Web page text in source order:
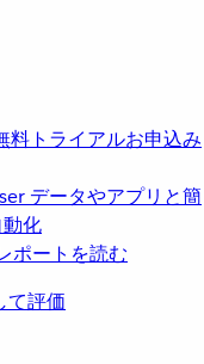
トライアルお申込み
データやアプリと簡
化
て評価